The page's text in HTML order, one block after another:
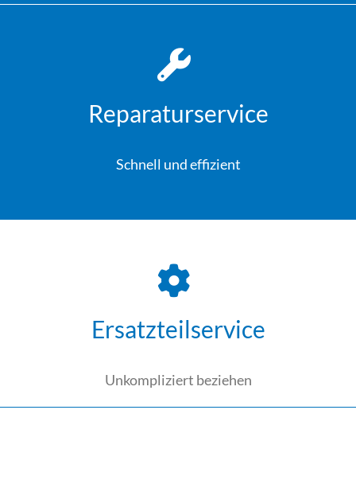
Reparaturservice
Schnell und effizient
Ersatzteilservice
Unkompliziert beziehen